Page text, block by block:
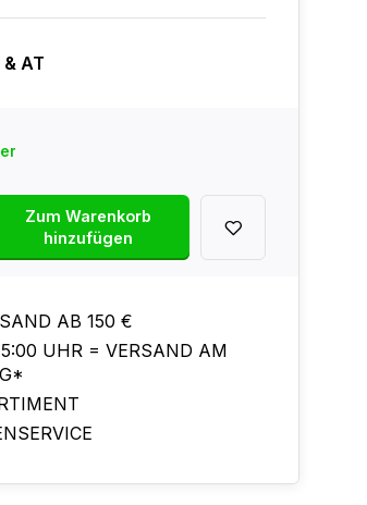
AT
Zum Warenkorb
hinzufügen
AB 150 €
UHR = VERSAND AM